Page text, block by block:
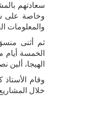
سعادتهم
وخاصة على
والمعلومات
ثم أثنى
الخمسة أيام
الهيجا، ألين
وقام
خلال المشاريع